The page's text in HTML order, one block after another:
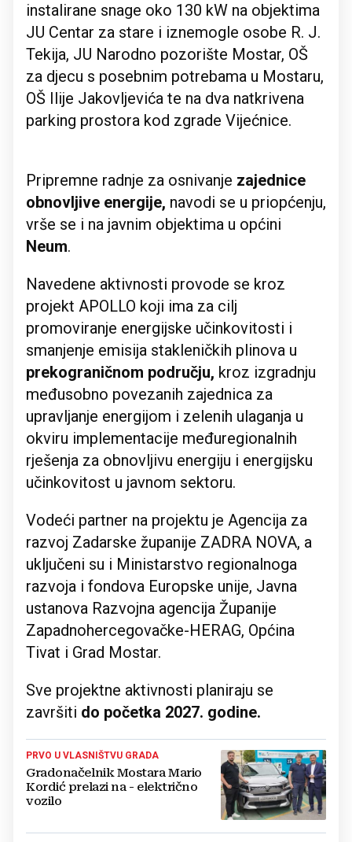
instalirane snage oko 130 kW na objektima
JU Centar za stare i iznemogle osobe R. J.
Tekija, JU Narodno pozorište Mostar, OŠ
za djecu s posebnim potrebama u Mostaru,
OŠ Ilije Jakovljevića te na dva natkrivena
parking prostora kod zgrade Vijećnice.
Pripremne radnje za osnivanje zajednice
obnovljive energije, navodi se u priopćenju,
vrše se i na javnim objektima u općini
Neum.
Navedene aktivnosti provode se kroz
projekt APOLLO koji ima za cilj
promoviranje energijske učinkovitosti i
smanjenje emisija stakleničkih plinova u
prekograničnom području, kroz izgradnju
međusobno povezanih zajednica za
upravljanje energijom i zelenih ulaganja u
okviru implementacije međuregionalnih
rješenja za obnovljivu energiju i energijsku
učinkovitost u javnom sektoru.
Vodeći partner na projektu je Agencija za
razvoj Zadarske županije ZADRA NOVA, a
uključeni su i Ministarstvo regionalnoga
razvoja i fondova Europske unije, Javna
ustanova Razvojna agencija Županije
Zapadnohercegovačke-HERAG, Općina
Tivat i Grad Mostar.
Sve projektne aktivnosti planiraju se
završiti do početka 2027. godine.
PRVO U VLASNIŠTVU GRADA
Gradonačelnik Mostara Mario
Kordić prelazi na - električno
vozilo